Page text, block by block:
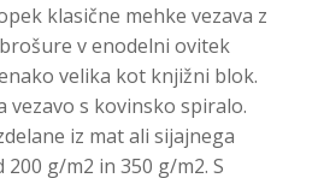
klasične mehke vezava z
v enodelni ovitek
velika kot knjižni blok.
vezavo s kovinsko spiralo.
iz mat ali sijajnega
g/m2 in 350 g/m2. S